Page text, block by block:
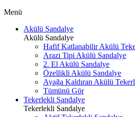
Menü
Akülü Sandalye
Akülü Sandalye
Hafif Katlanabilir Akülü
Arazi Tipi Akülü Sandalye
2. El Akülü Sandalye
Özellikli Akülü Sandalye
Ayağa Kaldıran Akülü
Tümünü Gör
Tekerlekli Sandalye
Tekerlekli Sandalye